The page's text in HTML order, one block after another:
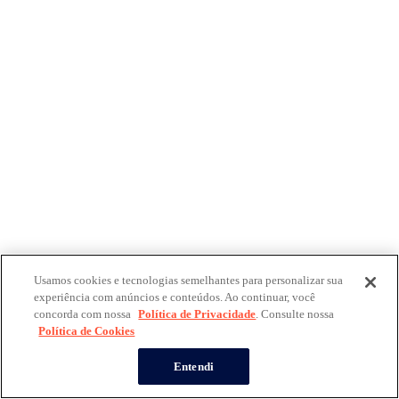
Usamos cookies e tecnologias semelhantes para personalizar sua
experiência com anúncios e conteúdos. Ao continuar, você
concorda com nossa Política de Privacidade. Consulte nossa
Política de Cookies
Entendi